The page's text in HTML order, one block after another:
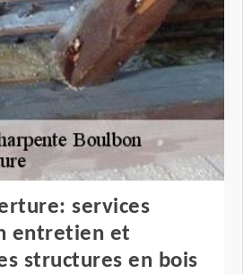
services
entretien et
structures en bois